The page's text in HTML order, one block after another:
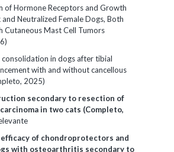
of Hormone Receptors and Growth
Neutralized Female Dogs, Both
Cutaneous Mast Cell Tumors
in dogs after tibial
with and without cancellous
2025)
secondary to resection of
in two cats (Completo,
of chondroprotectors and
with osteoarthritis secondary to